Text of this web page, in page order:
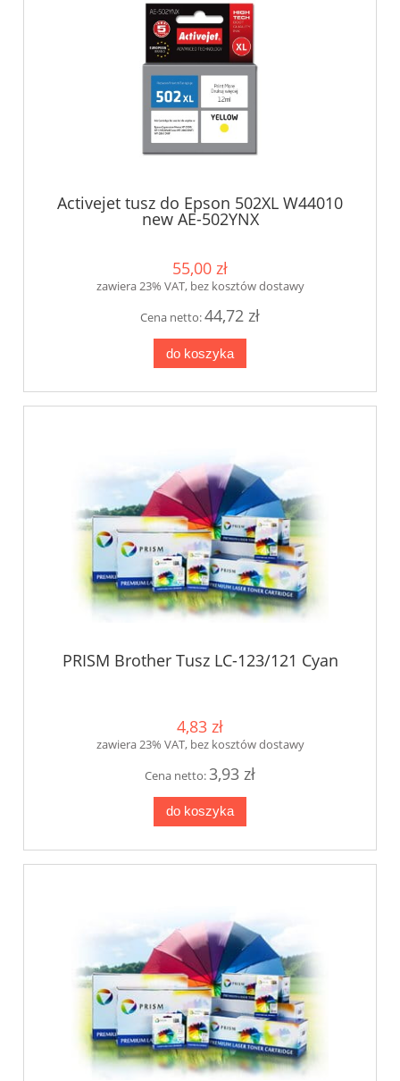
Activejet tusz do Epson 502XL W44010
new AE-502YNX
55,00 zł
zawiera 23% VAT, bez kosztów dostawy
Cena netto:44,72 zł
do koszyka
PRISM Brother Tusz LC-123/121 Cyan
4,83 zł
zawiera 23% VAT, bez kosztów dostawy
Cena netto:3,93 zł
do koszyka